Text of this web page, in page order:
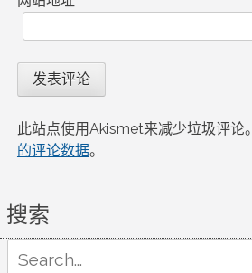
此站点使用Akismet来减少垃圾评论。
的评论数据。
搜索